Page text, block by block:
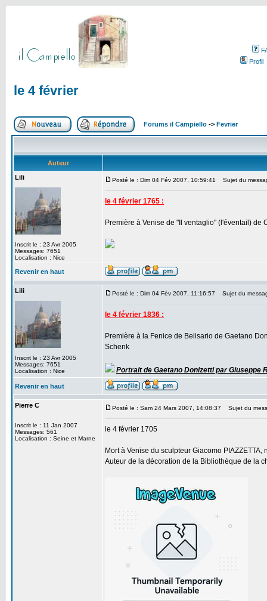
Profil
le 4 février
Forums il Campiello -> Fevrier
Auteur
Lili
Inscrit le : 23 Avr 2005
Messages: 7651
Localisation : Nice
Posté le : Dim 04 Fév 2007, 10:59:41 Sujet du
le 4 février 1765 :
Première à Venise de "Il ventaglio" (l'éventail)
Revenir en haut
Lili
Inscrit le : 23 Avr 2005
Messages: 7651
Localisation : Nice
Posté le : Dim 04 Fév 2007, 11:16:57 Sujet du
le 4 février 1836 :
Première à la Fenice de Belisario de Gaetano
Schenk
Portrait de Gaetano Donizetti par Giuseppe
Revenir en haut
Pierre C
Inscrit le : 11 Jan 2007
Messages: 561
Localisation : Seine et Marne
Posté le : Sam 24 Mars 2007, 14:08:37 Sujet du
le 4 février 1705
Mort à Venise du sculpteur Giacomo
Auteur de la décoration de la Bibliothèque de la